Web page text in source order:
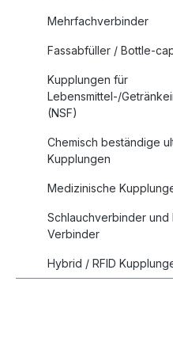
Mehrfachverbinder
Fassabfüller / Bottle-
Kupplungen für
Lebensmittel-/
(NSF)
Chemisch beständige
Kupplungen
Medizinische
Schlauchverbinder und
Verbinder
Hybrid / RFID